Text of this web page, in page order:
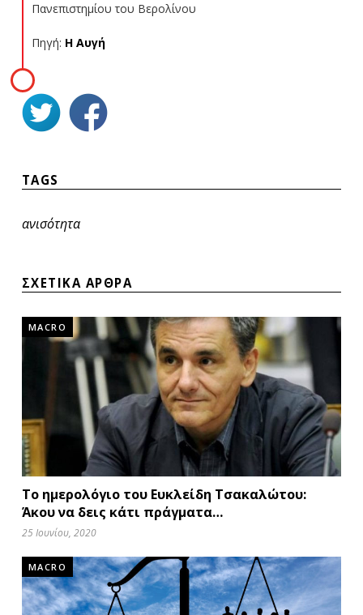
Πανεπιστημίου του Βερολίνου
Πηγή: Η Αυγή
TAGS
ανισότητα
ΣΧΕΤΙΚΑ ΑΡΘΡΑ
MACRO
Το ημερολόγιο του Ευκλείδη Τσακαλώτου:
Άκου να δεις κάτι πράγματα…
25 Ιουνίου, 2020
MACRO